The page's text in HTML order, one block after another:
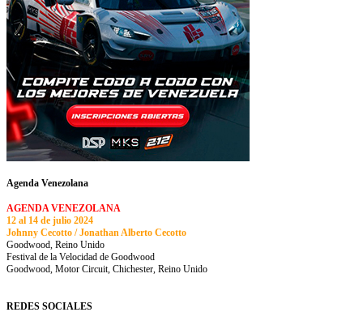
Agenda Venezolana
AGENDA VENEZOLANA
12 al 14 de julio 2024
Johnny Cecotto / Jonathan Alberto Cecotto
Goodwood, Reino Unido
Festival de la Velocidad de Goodwood
Goodwood, Motor Circuit, Chichester, Reino Unido
REDES SOCIALES